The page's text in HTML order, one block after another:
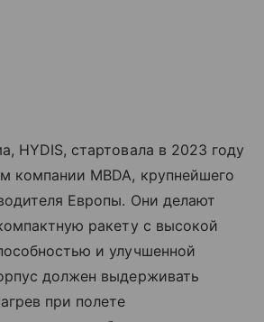
HYDIS, стартовала в 2023 году
компании MBDA, крупнейшего
Европы. Они делают
ракету с высокой
и улучшенной
должен выдерживать
при полете